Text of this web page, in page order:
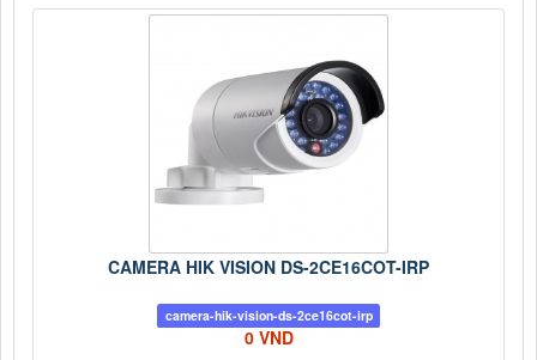
CAMERA HIK VISION DS-2CE16COT-IRP
camera-hik-vision-ds-2ce16cot-irp
0 VND